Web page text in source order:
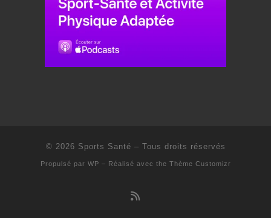
© 2026 Sports Santé – Tous droits réservés
Propulsé par WP – Réalisé avec the Thème Customizr